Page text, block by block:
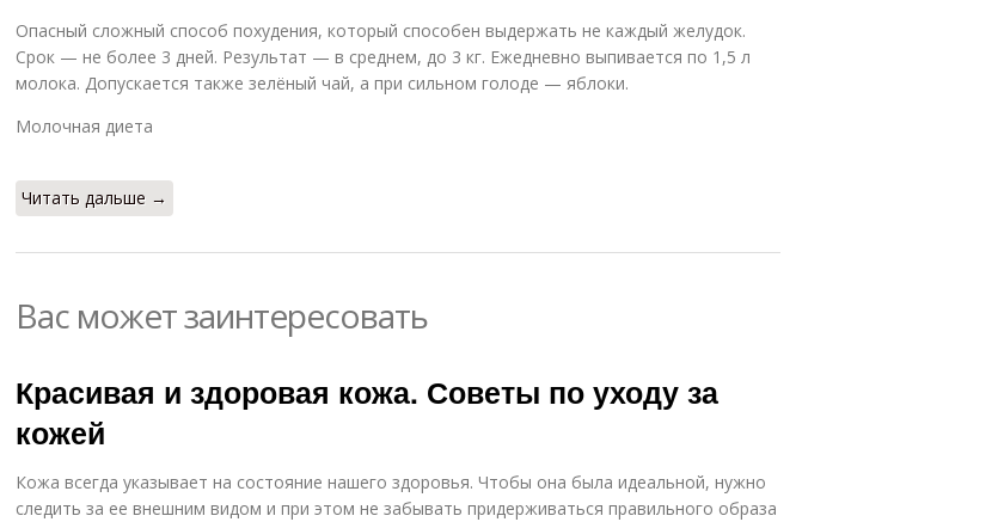
Опасный сложный способ похудения, который способен выдержать не каждый желудок.
Срок — не более 3 дней. Результат — в среднем, до 3 кг. Ежедневно выпивается по 1,5 л
молока. Допускается также зелёный чай, а при сильном голоде — яблоки.
Молочная диета
Читать дальше →
Вас может заинтересовать
Красивая и здоровая кожа. Советы по уходу за
кожей
Кожа всегда указывает на состояние нашего здоровья. Чтобы она была идеальной, нужно
следить за ее внешним видом и при этом не забывать придерживаться правильного образа